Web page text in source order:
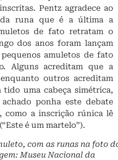
Pentz agradece ao
da runa que é a última a
de fato retratam o
dos anos foram lançam
amuletos de fato
Alguns acreditam que a
outros acreditam
uma cabeça simétrica,
ponha este debate
como a inscrição rúnica lê
é um martelo”).
com as runas na foto
Museu Nacional da